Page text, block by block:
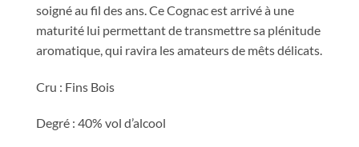
soigné au fil des ans. Ce Cognac est arrivé à une
maturité lui permettant de transmettre sa plénitude
aromatique, qui ravira les amateurs de mêts délicats.
Cru : Fins Bois
Degré : 40% vol d’alcool